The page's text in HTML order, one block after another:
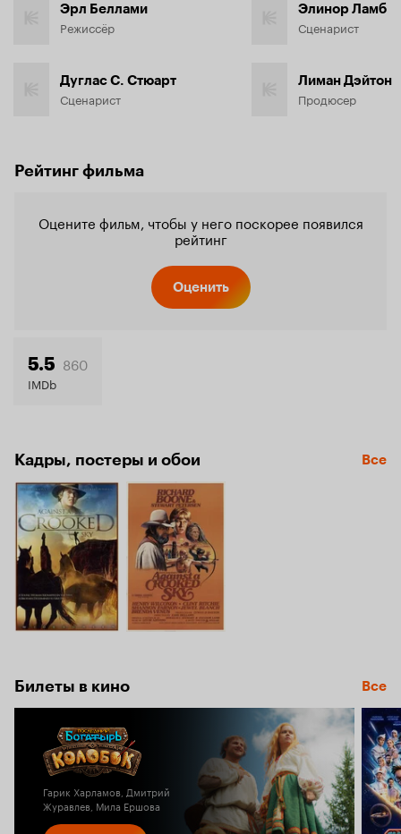
Эрл Беллами
Режиссёр
Дуглас С. Стюарт
Сценарист
Элинор Ламб
Сценарист
Лиман Дэйтон
Продюсер
Рейтинг фильма
Оцените фильм, чтобы у него поскорее появился
рейтинг
Оценить
5.5 860
IMDb
Кадры, постеры и обои Все
Билеты в кино Все
Гарик Харламов, Дмитрий
Журавлев, Мила Ершова